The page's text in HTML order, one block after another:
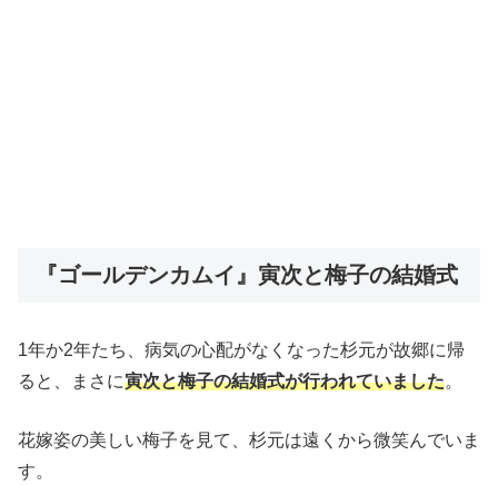
『ゴールデンカムイ』寅次と梅子の結婚式
1年か2年たち、病気の心配がなくなった杉元が故郷に帰
ると、まさに寅次と梅子の結婚式が行われていました。
花嫁姿の美しい梅子を見て、杉元は遠くから微笑んでいま
す。